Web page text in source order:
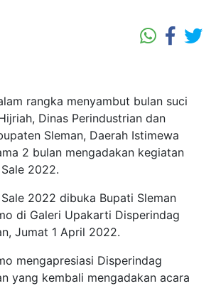
rangka menyambut bulan suci
Dinas Perindustrian dan
Sleman, Daerah Istimewa
2 bulan mengadakan kegiatan
2022.
2022 dibuka Bupati Sleman
di Galeri Upakarti Disperindag
Jumat 1 April 2022.
mengapresiasi Disperindag
yang kembali mengadakan acara